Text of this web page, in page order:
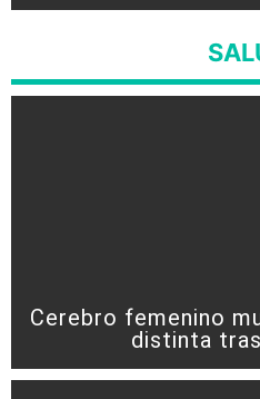
Cerebro femenino
distinta